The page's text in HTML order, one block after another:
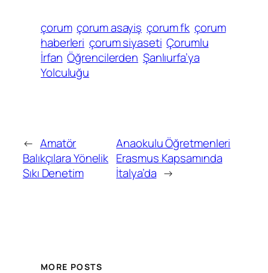
çorum çorum asayiş çorum fk çorum
haberleri çorum siyaseti Çorumlu
İrfan Öğrencilerden Şanlıurfa’ya
Yolculuğu
← Amatör
Balıkçılara Yönelik
Sıkı Denetim
Anaokulu Öğretmenleri
Erasmus Kapsamında
İtalya’da →
MORE POSTS